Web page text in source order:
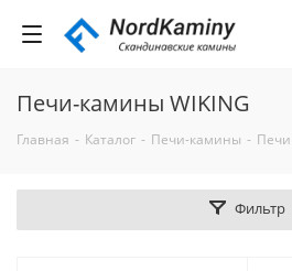
Печи-камины WIKING
Главная - Каталог - Печи-камины - Печи
Фильтр